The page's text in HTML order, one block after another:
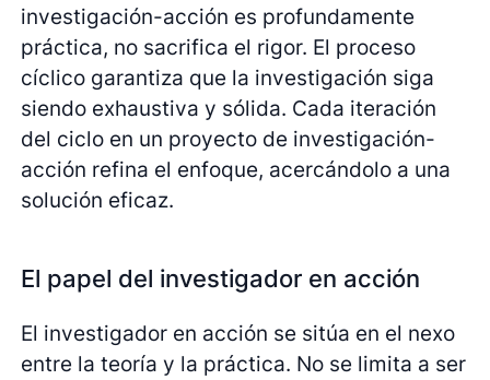
investigación-acción es profundamente
práctica, no sacrifica el rigor. El proceso
cíclico garantiza que la investigación siga
siendo exhaustiva y sólida. Cada iteración
del ciclo en un proyecto de investigación-
acción refina el enfoque, acercándolo a una
solución eficaz.
El papel del investigador en acción
El investigador en acción se sitúa en el nexo
entre la teoría y la práctica. No se limita a ser